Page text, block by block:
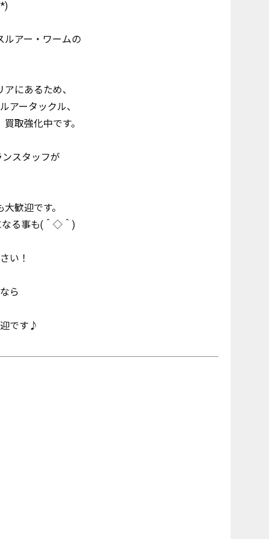
アー・ワームの
にあるため、
アータックル、
取強化中です。
スタッフが
歓迎です。
なる事も(＾◇＾)
い！
ら
です♪